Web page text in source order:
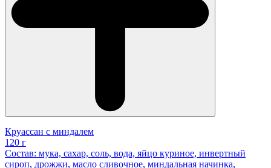
Круассан с миндалем
120 г
Состав: мука, сахар, соль, вода, яйцо куриное, инвертный
сироп, дрожжи, масло сливочное, миндальная начинка,